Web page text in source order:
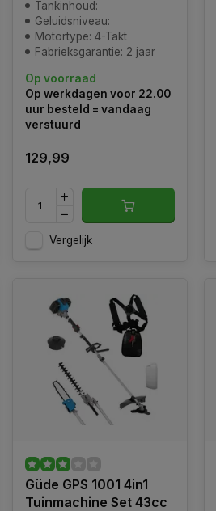
Tankinhoud:
Geluidsniveau:
Motortype: 4-Takt
Fabrieksgarantie: 2 jaar
Op voorraad
Op werkdagen voor 22.00
uur besteld = vandaag
verstuurd
129,99
Vergelijk
Güde GPS 1001 4in1
Tuinmachine Set 43cc